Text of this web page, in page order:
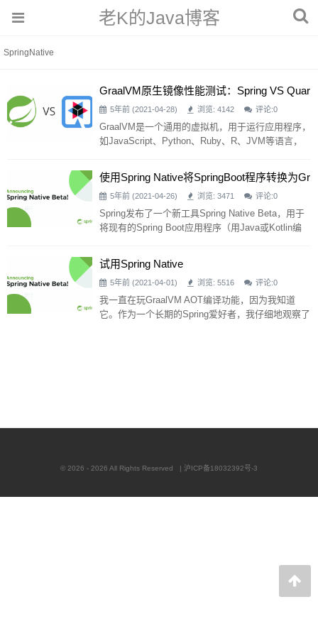
老K的Java博客
SpringNative
GraalVM原生镜像性能测试：Spring VS Quar
Kus5年前 (2021-04-28) 浏览: 4142 评论:0
GraalVM是一个通用的虚拟机，用于运行应用程序，
如JavaScript、Python、Ruby、R、JVM等语言，
M的语言，如C++和C++。 对我来说，最有趣的特
性之一是编译为基于JVM的应用程序的本机二进制
（在GraalVM中通常称为本机映像）。本机映像意味
着编译将是独立的，不需要JVM（如C、C++或Gola
n
使用Spring Native将SpringBoot程序转换为Gr
AalVM
5年前 (2021-04-26) 浏览: 3471 评论:0
Spring发布了一个新工具Spring Native Beta，用于
将现有的Spring Boot应用程序（用Java或Kotlin编
e上支持Spring Boot应用程序。GraalVM本机映像很
小，经过优化，启动速度很快。然而，与JVM相
比，折衷的办法是构建时间更长，运行时优化更
少。 Spring Native与GraalVM团
试用Spring Native
5年前 (2021-04-01) 浏览: 5516 评论:0
我一直在玩GraalVM AOT编译功能，因为我知道
它。作为一个长期的Spring爱好者，我仔细地观察了
© 2026 - 2026 All Rights Reserved | 沪ICP备18032392号-3